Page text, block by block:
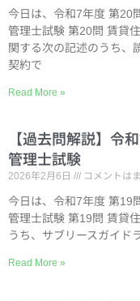
今日は、令和7年度 第20
管理士試験 第20問 賃貸
関する次の記述のうち、
契約で
Read More »
【過去問解説】令
管理士試験
2026年2月6日 コメントは
今日は、令和7年度 第19
管理士試験 第19問 賃貸
うち、サブリースガイド
Read More »